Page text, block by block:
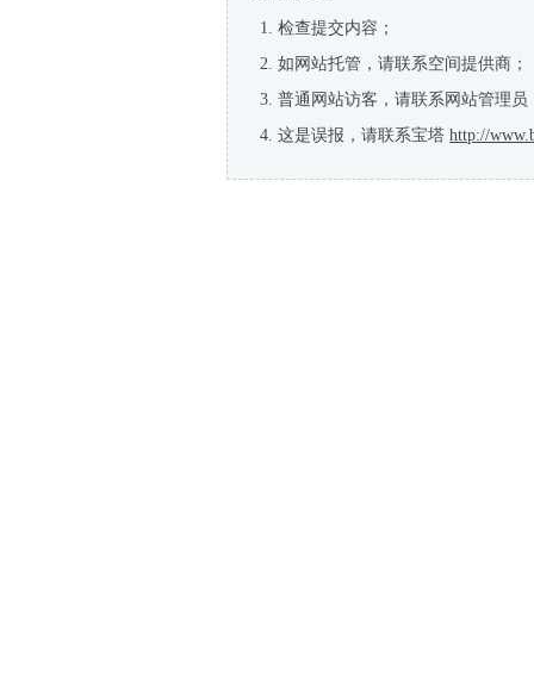
检查提交内容；
如网站托管，请联系空间提供商；
普通网站访客，请联系网站管理员
这是误报，请联系宝塔 http://